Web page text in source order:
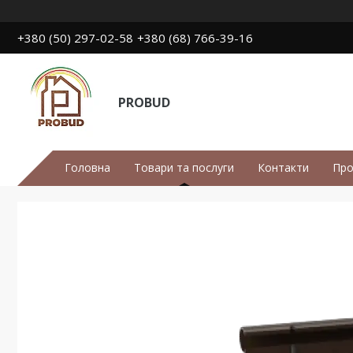
+380 (50) 297-02-58 +380 (68) 766-39-16
PROBUD
Головна Товари та послуги Контакти